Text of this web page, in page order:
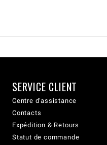
SERVICE CLIENT
Centre d'assistance
Contacts
Expédition & Retours
Statut de commande